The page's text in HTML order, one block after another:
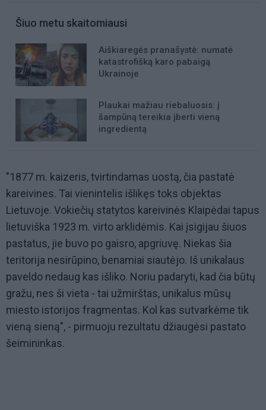
Šiuo metu skaitomiausi
Aiškiaregės pranašystė: numatė
katastrofišką karo pabaigą
Ukrainoje
Plaukai mažiau riebaluosis: į
šampūną tereikia įberti vieną
ingredientą
"1877 m. kaizeris, tvirtindamas uostą, čia pastatė
kareivines. Tai vienintelis išlikęs toks objektas
Lietuvoje. Vokiečių statytos kareivinės Klaipėdai tapus
lietuviška 1923 m. virto arklidėmis. Kai įsigijau šiuos
pastatus, jie buvo po gaisro, apgriuvę. Niekas šia
teritorija nesirūpino, benamiai siautėjo. Iš unikalaus
paveldo nedaug kas išliko. Noriu padaryti, kad čia būtų
gražu, nes ši vieta - tai užmirštas, unikalus mūsų
miesto istorijos fragmentas. Kol kas sutvarkėme tik
vieną sieną", - pirmuoju rezultatu džiaugėsi pastato
šeimininkas.